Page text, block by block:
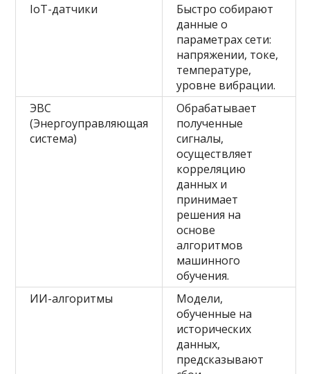
IoT-датчики
Быстро собирают
данные о
параметрах сети:
напряжении, токе,
температуре,
уровне вибрации.
ЭВС
(Энергоуправляющая
система)
Обрабатывает
полученные
сигналы,
осуществляет
корреляцию
данных и
принимает
решения на
основе
алгоритмов
машинного
обучения.
ИИ-алгоритмы
Модели,
обученные на
исторических
данных,
предсказывают